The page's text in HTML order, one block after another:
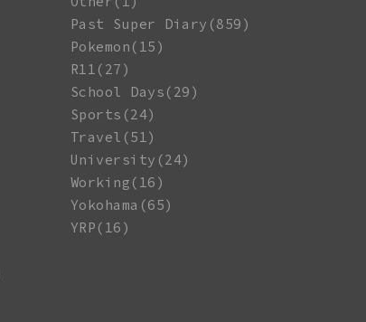
Past Super Diary(859)
Pokemon(15)
R11(27)
School Days(29)
Sports(24)
Travel(51)
University(24)
Working(16)
Yokohama(65)
YRP(16)